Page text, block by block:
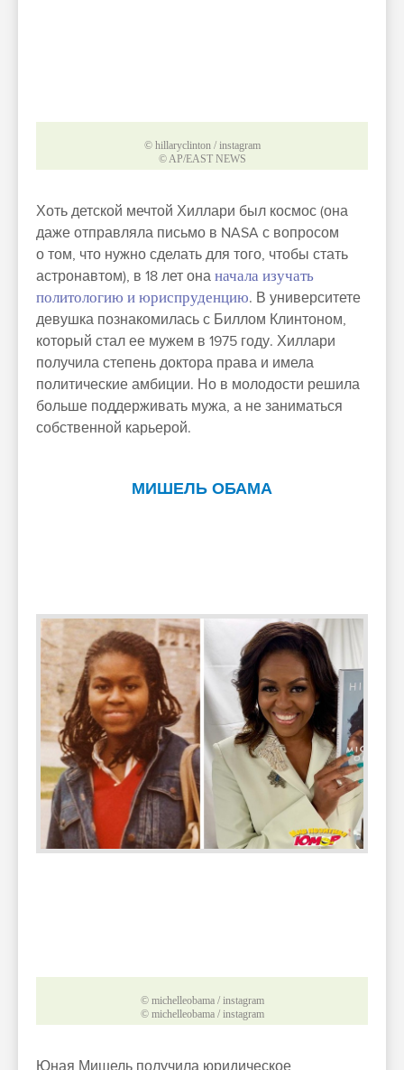
© hillaryclinton / instagram
© AP/EAST NEWS
Хоть детской мечтой Хиллари был космос (она
даже отправляла письмо в NASA с вопросом
о том, что нужно сделать для того, чтобы стать
астронавтом), в 18 лет она начала изучать
политологию и юриспруденцию. В университете
девушка познакомилась с Биллом Клинтоном,
который стал ее мужем в 1975 году. Хиллари
получила степень доктора права и имела
политические амбиции. Но в молодости решила
больше поддерживать мужа, а не заниматься
собственной карьерой.
МИШЕЛЬ ОБАМА
© michelleobama / instagram
© michelleobama / instagram
Юная Мишель получила юридическое